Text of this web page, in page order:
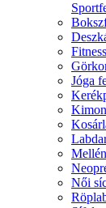
Jóga
Női